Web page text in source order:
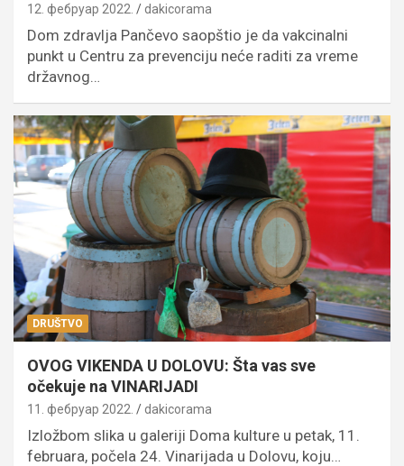
12. фебруар 2022. dakicorama
Dom zdravlja Pančevo saopštio je da vakcinalni
punkt u Centru za prevenciju neće raditi za vreme
državnog…
DRUŠTVO
OVOG VIKENDA U DOLOVU: Šta vas sve
očekuje na VINARIJADI
11. фебруар 2022. dakicorama
Izložbom slika u galeriji Doma kulture u petak, 11.
februara, počela 24. Vinarijada u Dolovu, koju…